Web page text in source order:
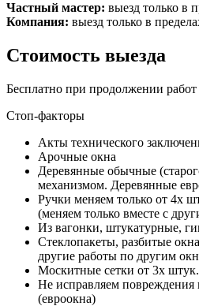
Частный мастер: выезд только в
Компания: выезд только в
Стоимость выезда
Бесплатно при продолжении работ
Стоп-факторы
Акты технического
Арочные окна
Деревянные обычные
механизмом. Деревянные
Ручки меняем только от 4х
(меняем только вместе с
Из вагонки, штукатурные,
Стеклопакеты, разбитые
другие работы по другим
Москитные сетки от 3х штук.
Не исправляем повреждения
(евроокна)